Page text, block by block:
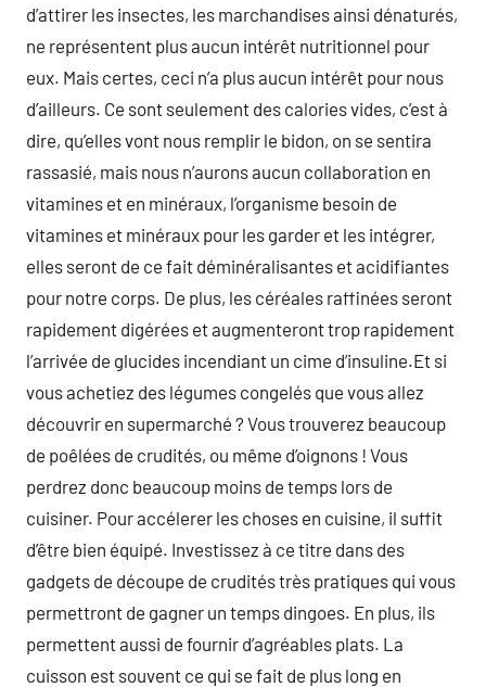
d’attirer les insectes, les marchandises ainsi dénaturés,
ne représentent plus aucun intérêt nutritionnel pour
eux. Mais certes, ceci n’a plus aucun intérêt pour nous
d’ailleurs. Ce sont seulement des calories vides, c’est à
dire, qu’elles vont nous remplir le bidon, on se sentira
rassasié, mais nous n’aurons aucun collaboration en
vitamines et en minéraux, l’organisme besoin de
vitamines et minéraux pour les garder et les intégrer,
elles seront de ce fait déminéralisantes et acidifiantes
pour notre corps. De plus, les céréales raffinées seront
rapidement digérées et augmenteront trop rapidement
l’arrivée de glucides incendiant un cime d’insuline.Et si
vous achetiez des légumes congelés que vous allez
découvrir en supermarché ? Vous trouverez beaucoup
de poêlées de crudités, ou même d’oignons ! Vous
perdrez donc beaucoup moins de temps lors de
cuisiner. Pour accélerer les choses en cuisine, il suffit
d’être bien équipé. Investissez à ce titre dans des
gadgets de découpe de crudités très pratiques qui vous
permettront de gagner un temps dingoes. En plus, ils
permettent aussi de fournir d’agréables plats. La
cuisson est souvent ce qui se fait de plus long en